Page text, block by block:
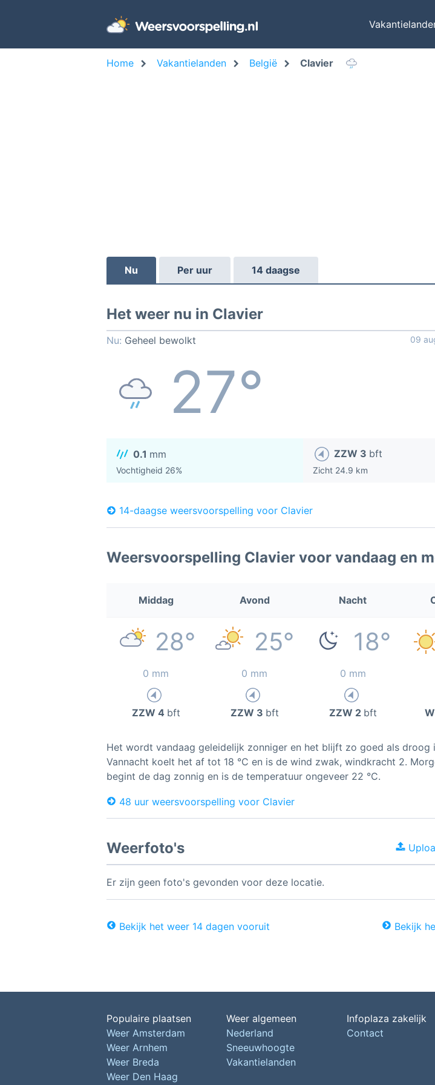
Home Vakantielanden België Clavier
Nu Per uur 14 daagse
Het weer nu in Clavier
Nu: Geheel bewolkt 09
27°
0.1 mm
Vochtigheid 26%
ZZW 3 bft
Zicht 24.9 km
14-daagse weersvoorspelling voor Clavier
Weersvoorspelling Clavier voor vandaag en
Middag Avond Nacht
28° 25° 18°
0 mm 0 mm 0 mm
ZZW 4 bft ZZW 3 bft ZZW 2 bft
Het wordt vandaag geleidelijk zonniger en het blijft zo goed als droog
Vannacht koelt het af tot 18 °C en is de wind zwak, windkracht 2.
begint de dag zonnig en is de temperatuur ongeveer 22 °C.
48 uur weersvoorspelling voor Clavier
Weerfoto's
Er zijn geen foto's gevonden voor deze locatie.
Bekijk het weer 14 dagen vooruit Bekijk
Populaire plaatsen
Weer Amsterdam
Weer Arnhem
Weer Breda
Weer Den Haag
Weer algemeen
Nederland
Sneeuwhoogte
Vakantielanden
Infoplaza zakelijk
Contact